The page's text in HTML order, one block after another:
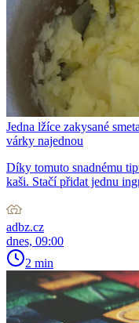
Jedna lžíce zakysané
várky najednou
Díky tomuto snadnému
kaši. Stačí přidat jednu
adbz.cz
dnes, 09:00
2 min